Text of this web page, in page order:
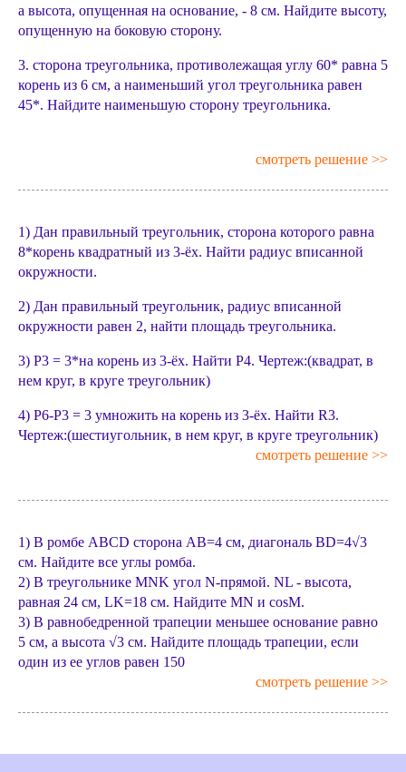
а высота, опущенная на основание, - 8 см. Найдите высоту,
опущенную на боковую сторону.
3. сторона треугольника, противолежащая углу 60* равна 5
корень из 6 см, а наименьший угол треугольника равен
45*. Найдите наименьшую сторону треугольника.
смотреть решение >>
1) Дан правильный треугольник, сторона которого равна
8*корень квадратный из 3-ёх. Найти радиус вписанной
окружности.
2) Дан правильный треугольник, радиус вписанной
окружности равен 2, найти площадь треугольника.
3) P3 = 3*на корень из 3-ёх. Найти Р4. Чертеж:(квадрат, в
нем круг, в круге треугольник)
4) P6-P3 = 3 умножить на корень из 3-ёх. Найти R3.
Чертеж:(шестиугольник, в нем круг, в круге треугольник)
смотреть решение >>
1) В ромбе ABCD сторона AB=4 см, диагональ BD=4√3
см. Найдите все углы ромба.
2) В треугольнике MNK угол N-прямой. NL - высота,
равная 24 см, LK=18 см. Найдите MN и cosM.
3) В равнобедренной трапеции меньшее основание равно
5 см, а высота √3 см. Найдите площадь трапеции, если
один из ее углов равен 150
смотреть решение >>